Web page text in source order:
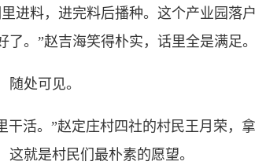
料，进完料后播种。这个产业园落
。”赵吉海笑得朴实，话里全是满足。
处可见。
活。”赵定庄村四社的村民王月荣，
就是村民们最朴素的愿望。